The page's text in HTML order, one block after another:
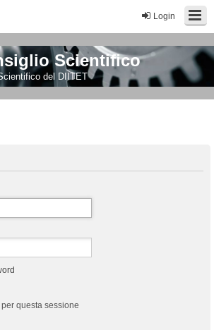
Login
Scientifico
del DIITET
questa sessione